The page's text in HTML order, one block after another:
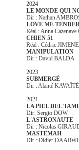
2024
LE MONDE QUI
Dir : Nathan
LOVE ME
Réal : Anna Cazenave
CHIEN 51
Réal : Cédric
MANIPULATION
Dir : David BALDA
2023
SUBMERGÉ
Dir : Alanté KAVAÏTÉ
2021
LA PIEL DEL
Dir: Sergio DOW
L'ASTRONAUTE
Dir : Nicolas
MASTEMAH
Dir : Didier